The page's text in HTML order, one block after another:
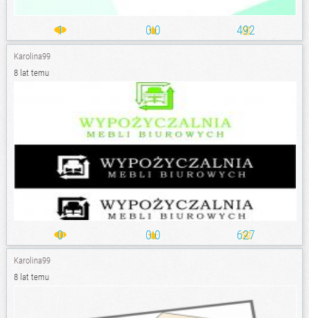
1 0.0 492
Karolina99
8 lat temu
0 0.0 627
Karolina99
8 lat temu